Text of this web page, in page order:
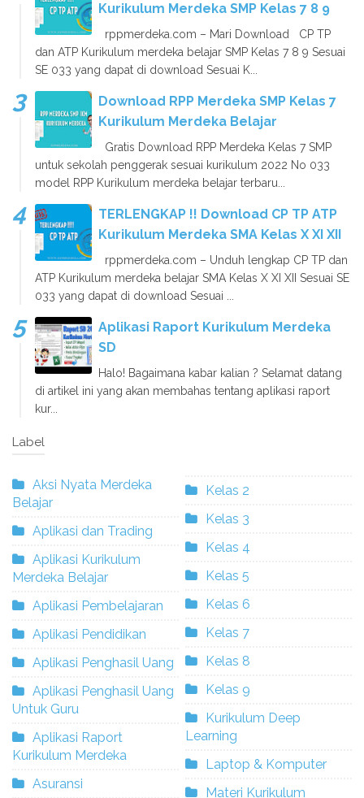
Kurikulum Merdeka SMP Kelas 7 8 9
rppmerdeka.com – Mari Download CP TP
dan ATP Kurikulum merdeka belajar SMP Kelas 7 8 9 Sesuai
SE 033 yang dapat di download Sesuai K...
Download RPP Merdeka SMP Kelas 7
Kurikulum Merdeka Belajar
Gratis Download RPP Merdeka Kelas 7 SMP
untuk sekolah penggerak sesuai kurikulum 2022 No 033
model RPP Kurikulum merdeka belajar terbaru...
TERLENGKAP !! Download CP TP ATP
Kurikulum Merdeka SMA Kelas X XI XII
rppmerdeka.com – Unduh lengkap CP TP dan
ATP Kurikulum merdeka belajar SMA Kelas X XI XII Sesuai SE
033 yang dapat di download Sesuai ...
Aplikasi Raport Kurikulum Merdeka
SD
Halo! Bagaimana kabar kalian ? Selamat datang
di artikel ini yang akan membahas tentang aplikasi raport
kur...
Label
Aksi Nyata Merdeka
Belajar
Aplikasi dan Trading
Aplikasi Kurikulum
Merdeka Belajar
Aplikasi Pembelajaran
Aplikasi Pendidikan
Aplikasi Penghasil Uang
Aplikasi Penghasil Uang
Untuk Guru
Aplikasi Raport
Kurikulum Merdeka
Asuransi
Kelas 2
Kelas 3
Kelas 4
Kelas 5
Kelas 6
Kelas 7
Kelas 8
Kelas 9
Kurikulum Deep
Learning
Laptop & Komputer
Materi Kurikulum